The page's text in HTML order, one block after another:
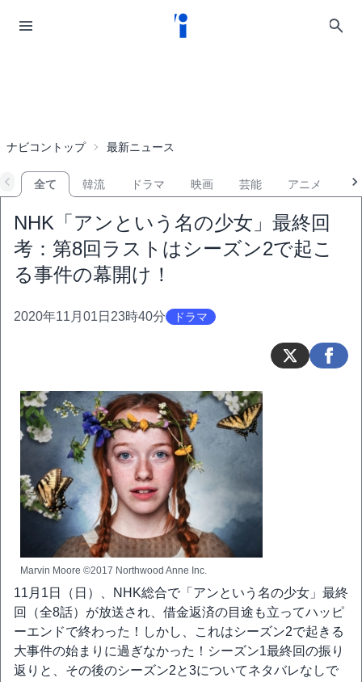
ナビコントップ 最新ニュース
全て 韓流 ドラマ 映画 芸能 アニメ
NHK「アンという名の少女」最終回
考：第8回ラストはシーズン2で起こ
る事件の幕開け！
2020年11月01日23時40分 ドラマ
Marvin Moore ©2017 Northwood Anne Inc.
11月1日（日）、NHK総合で「アンという名の少女」最終
回（全8話）が放送され、借金返済の目途も立ってハッピ
ーエンドで終わった！しかし、これはシーズン2で起きる
大事件の始まりに過ぎなかった！シーズン1最終回の振り
返りと、その後のシーズン2と3についてネタバレなしで